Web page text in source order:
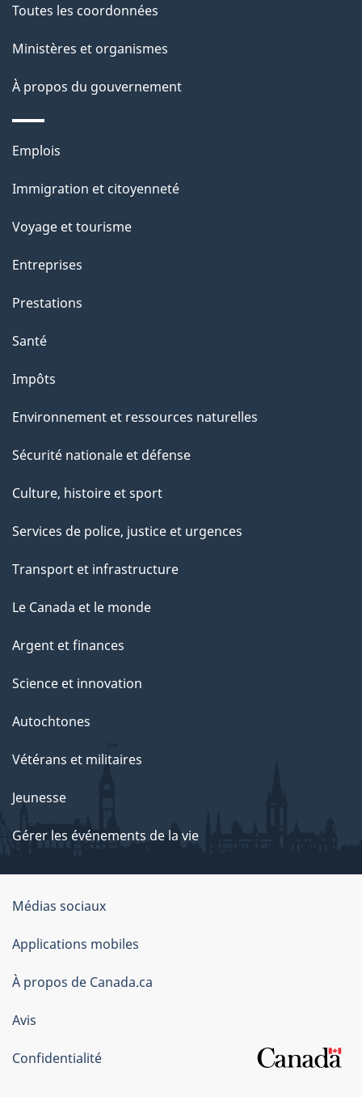
p
a
g
e
Toutes les coordonnées
Ministères et organismes
À propos du gouvernement
Thèmes
sujets
Emplois
Immigration et citoyenneté
Voyage et tourisme
Entreprises
Prestations
Santé
Impôts
Environnement et ressources naturelles
Sécurité nationale et défense
Culture, histoire et sport
Services de police, justice et urgences
Transport et infrastructure
Le Canada et le monde
Argent et finances
Science et innovation
Autochtones
Vétérans et militaires
Jeunesse
Gérer les événements de la vie
Organisation
du
gouvernement
du
Canada
Médias sociaux
Applications mobiles
À propos de Canada.ca
Avis
Confidentialité